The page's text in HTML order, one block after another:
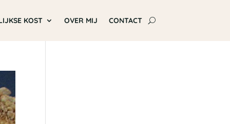
KOST OVER MIJ CONTACT